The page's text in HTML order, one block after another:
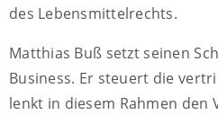
des Lebensmittelrechts.
Matthias Buß setzt seinen
Business. Er steuert die
lenkt in diesem Rahmen den